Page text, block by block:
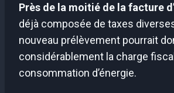
Près de la moitié de la facture
déjà composée de taxes
nouveau prélèvement pourrait
considérablement la charge
consommation d’énergie.